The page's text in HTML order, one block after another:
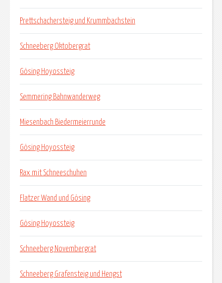
Prettschachersteig und Krummbachstein
Schneeberg Oktobergrat
Gösing Hoyossteig
Semmering Bahnwanderweg
Miesenbach Biedermeierrunde
Gösing Hoyossteig
Rax mit Schneeschuhen
Flatzer Wand und Gösing
Gösing Hoyossteig
Schneeberg Novembergrat
Schneeberg Grafensteig und Hengst